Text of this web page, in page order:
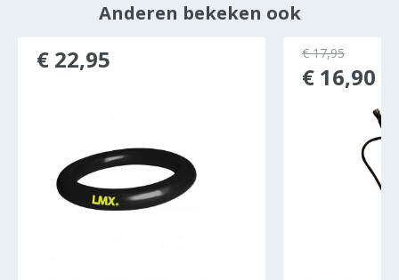
Anderen bekeken ook
€ 22,95 € 17,95
€ 16,90